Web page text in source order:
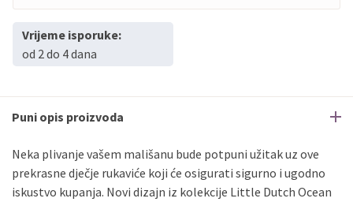
Vrijeme isporuke:
od 2 do 4 dana
Puni opis proizvoda
Neka plivanje vašem mališanu bude potpuni užitak uz ove
prekrasne dječje rukaviće koji će osigurati sigurno i ugodno
iskustvo kupanja. Novi dizajn iz kolekcije Little Dutch Ocean